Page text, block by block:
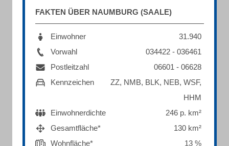
FAKTEN ÜBER NAUMBURG (SAALE)
Einwohner
31.940
Vorwahl
034422 - 036461
Postleitzahl
06601 - 06628
Kennzeichen
ZZ, NMB, BLK, NEB, WSF,
HHM
Einwohnerdichte
246 p. km²
Gesamtfläche*
130 km²
Wohnfläche*
13 %